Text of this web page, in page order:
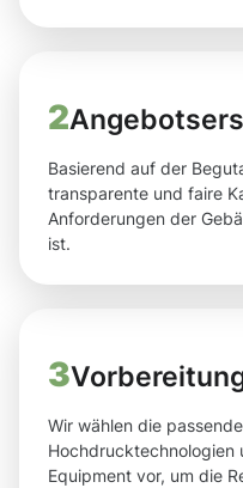
2
Basierend auf der
transparente und faire
Anforderungen der
ist.
3
Wir wählen die
Hochdrucktechnologien
Equipment vor, um die